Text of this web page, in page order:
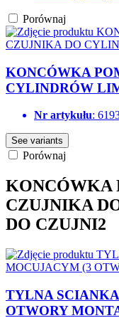
Porównaj
KONCÓWKA
CYLINDRÓW
Nr artykułu:
See variants
Porównaj
KONCÓWKA
CZUJNIKA
DO CZUJNI2
TYLNA
OTWORY